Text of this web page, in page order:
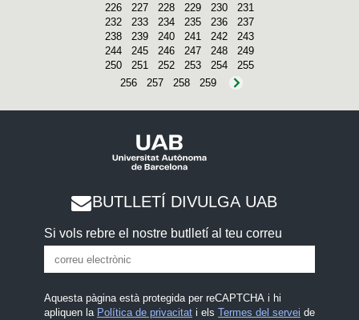
226
227 228 229 230
231
232
233 234 235 236
237
238
239 240 241 242
243
244
245 246 247 248
249
250
251 252 253 254
255
256
257 258 259
BUTLLETÍ DIVULGA UAB
Si vols rebre el nostre butlletí al teu correu
Aquesta pàgina està protegida per reCAPTCHA i hi
apliquen la Política de privacitati els Termes del servei de